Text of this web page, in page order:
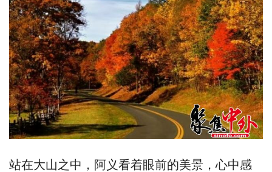
站在大山之中，阿义看着眼前的美景，心中感